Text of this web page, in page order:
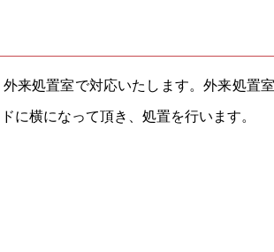
来処置室で対応いたします。外来処置
に横になって頂き、処置を行います。